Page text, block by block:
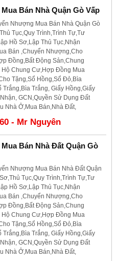
Bán Nhà Quận Gò Vấp
Nhượng Mua Bán Nhà Quận Gò
Tục,Quy Trình,Trình Tự,Tư
Hồ Sơ,Lập Thủ Tục,Nhận
Bán ,Chuyển Nhượng,Cho
Đồng,Bất Động Sản,Chung
Chung Cư,Hợp Đồng Mua
Tặng,Sổ Hồng,Sổ Đỏ,Bìa
Trắng,Bìa Trắng, Giấy Hồng,Giấy
GCN,Quyền Sử Dụng Đất
Nhà Ở,Mua Bán,Nhà Đất,
- Mr Nguyên
Bán Nhà Đất Quận Gò
Nhượng Mua Bán Nhà Đất Quận
Tục,Quy Trình,Trình Tự,Tư
Hồ Sơ,Lập Thủ Tục,Nhận
Bán ,Chuyển Nhượng,Cho
Đồng,Bất Động Sản,Chung
Chung Cư,Hợp Đồng Mua
Tặng,Sổ Hồng,Sổ Đỏ,Bìa
Trắng,Bìa Trắng, Giấy Hồng,Giấy
GCN,Quyền Sử Dụng Đất
Nhà Ở,Mua Bán,Nhà Đất,